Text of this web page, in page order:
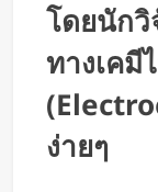
โดยนัก
ทางเคมี
ง่ายๆ